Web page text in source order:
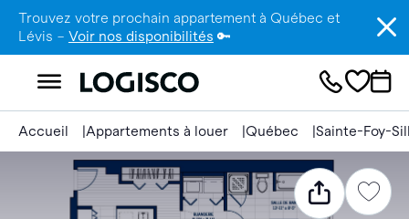
Trouvez votre prochain appartement à Québec et
Lévis – Voir nos disponibilités 🔑
Accueil Appartements à louer Québec Sainte-Foy-